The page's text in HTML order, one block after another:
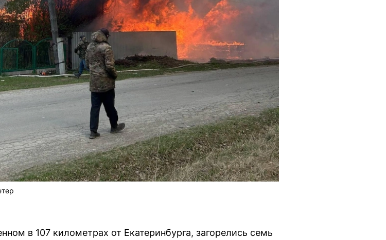
в 107 километрах от Екатеринбурга, загорелись семь